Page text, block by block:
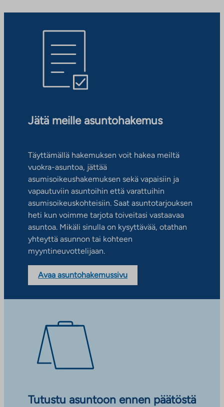
Jätä meille asuntohakemus
Täyttämällä hakemuksen voit hakea meiltä
vuokra-asuntoa, jättää
asumisoikeushakemuksen sekä vapaisiin ja
vapautuviin asuntoihin että varattuihin
asumisoikeuskohteisiin. Saat asuntotarjouksen
heti kun voimme tarjota toiveitasi vastaavaa
asuntoa. Mikäli sinulla on kysyttävää, otathan
yhteyttä asunnon tai kohteen
myyntineuvottelijaan.
Avaa asuntohakemussivu
Tutustu asuntoon ennen päätöstä